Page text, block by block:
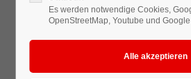
Es werden notwendige Cookies,
OpenStreetMap, Youtube und